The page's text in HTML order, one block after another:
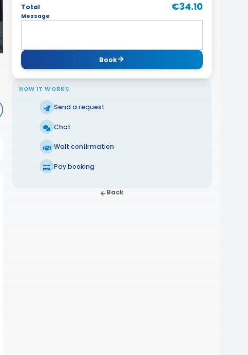
Total
€34.10
Message
Book
HOW IT WORKS
Send a request
Chat
Wait confirmation
Pay booking
Back